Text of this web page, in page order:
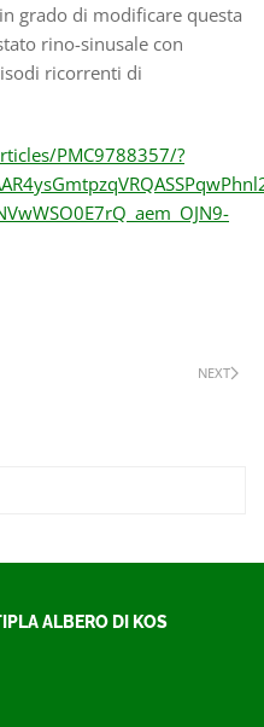
grado di modificare questa
rino-sinusale con
ricorrenti di
PMC9788357/?
NEXT
ALBERO DI KOS